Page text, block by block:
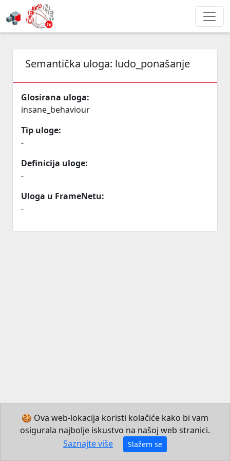
Semantička uloga: ludo_ponašanje
Glosirana uloga:
insane_behaviour
Tip uloge:
-
Definicija uloge:
-
Uloga u FrameNetu:
-
🍪 Ova web-lokacija koristi kolačiće kako bi vam
osigurala najbolje iskustvo na našoj web stranici.
Saznajte više
Slažem se
© 2026 Institut za hrvatski jezik i jezikoslovlje
Izradio JB Mechatronics